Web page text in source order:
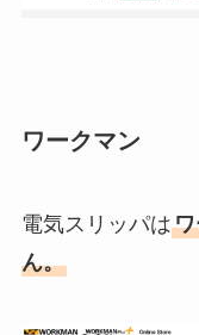
ワークマン
電気スリッパは
ん。